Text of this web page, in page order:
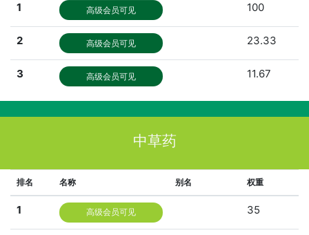
1 高级会员可见 100
2 高级会员可见 23.33
3 高级会员可见 11.67
中草药
排名 名称 别名 权重
1 高级会员可见 35